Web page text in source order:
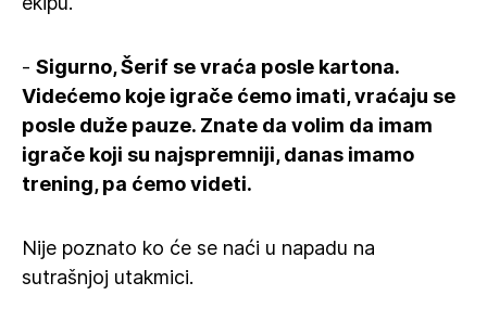
- Sigurno, Šerif se vraća posle kartona.
Videćemo koje igrače ćemo imati, vraćaju se
posle duže pauze. Znate da volim da imam
igrače koji su najspremniji, danas imamo
trening, pa ćemo videti.
Nije poznato ko će se naći u napadu na
sutrašnjoj utakmici.